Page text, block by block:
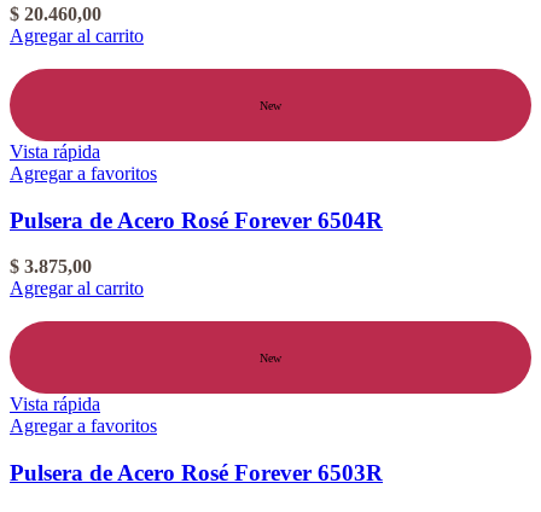
$ 20.460,00
Agregar al carrito
New
Vista rápida
Agregar a favoritos
Pulsera de Acero Rosé Forever 6504R
$ 3.875,00
Agregar al carrito
New
Vista rápida
Agregar a favoritos
Pulsera de Acero Rosé Forever 6503R